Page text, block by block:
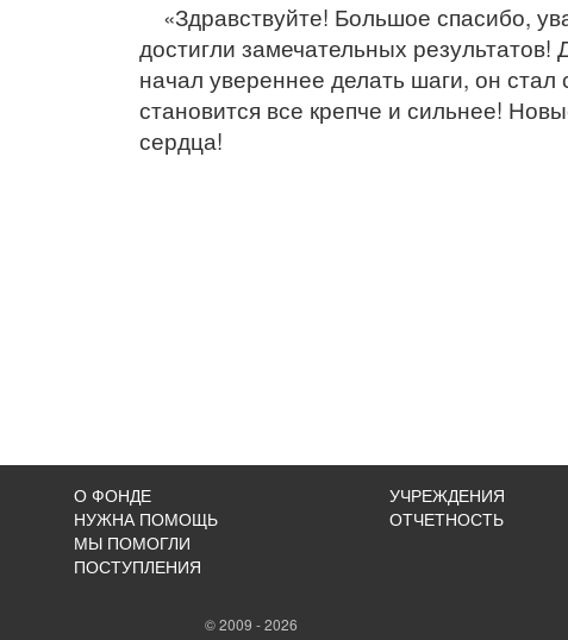
«Здравствуйте! Большое спасибо,
достигли замечательных
начал увереннее делать шаги, он
становится все крепче и сильнее!
сердца!
О ФОНДЕ
НУЖНА ПОМОЩЬ
МЫ ПОМОГЛИ
ПОСТУПЛЕНИЯ
УЧРЕЖДЕНИЯ
ОТЧЕТНОСТЬ
© 2009 - 2026